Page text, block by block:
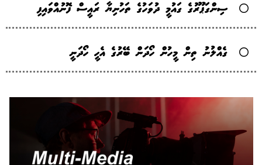
ސިންގަޕޫރުގެ ގައުމީ ދުވަހުގެ ތަހުނިޔާ ރައީސް ފޮނުއްވައިފި
ގެއްލުނު ތިން މީހުން ހޯދަން ބޭރުގެ އެހީ ހޯދަނީ